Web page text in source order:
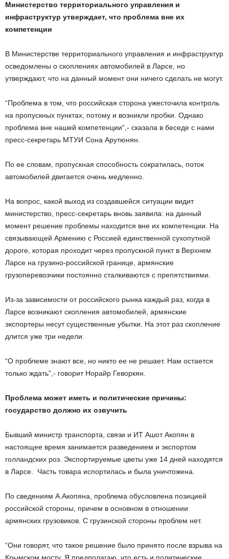
Министерство территориального управления и
инфраструктур утверждает, что проблема вне их
компетенции
В Министерстве территориального управления и инфраструктур
осведомлены о скоплениях автомобилей в Ларсе, но
утверждают, что на данный момент они ничего сделать не могут.
“Проблема в том, что российская сторона ужесточила контроль
на пропускных пунктах, потому и возникли пробки. Однако
проблема вне нашей компетенции”,- сказала в беседе с нами
пресс-секретарь МТУИ Сона Арутюнян.
По ее словам, пропускная способность сократилась, поток
автомобилей двигается очень медленно.
На вопрос, какой выход из создавшейся ситуации видит
министерство, пресс-секретарь вновь заявила: на данный
момент решение проблемы находится вне их компетенции. На
связывающей Армению с Россией единственной сухопутной
дороге, которая проходит через пропускной пункт в Верхнем
Ларсе на грузино-российской границе, армянские
грузоперевозчики постоянно сталкиваются с препятствиями.
Из-за зависимости от российского рынка каждый раз, когда в
Ларсе возникают скопления автомобилей, армянские
экспортеры несут существенные убытки. На этот раз скопление
длится уже три недели.
“О проблеме знают все, но никто ее не решает. Нам остается
только ждать”,- говорит Норайр Геворкян.
Проблема может иметь и политические причины:
государство должно их озвучить
Бывший министр транспорта, связи и ИТ Ашот Акопян в
настоящее время занимается разведением и экспортом
голландских роз. Экспортируемые цветы уже 14 дней находятся
в Ларсе. Часть товара испортилась и была уничтожена.
По сведениям А.Акопяна, проблема обусловлена позицией
российской стороны, причем в основном в отношении
армянских грузовиков. С грузинской стороны проблем нет.
“Они говорят, что такое решение было принято после взрыва на